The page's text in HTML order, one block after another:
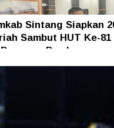
Sintang Siapkan
Sambut HUT Ke-